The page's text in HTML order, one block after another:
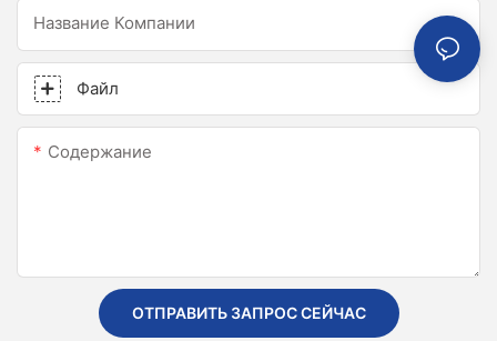
Название Компании
Файл
Содержание
ОТПРАВИТЬ ЗАПРОС СЕЙЧАС